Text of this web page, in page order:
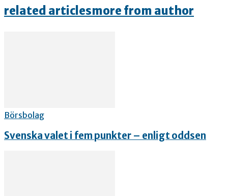
related articlesmore from author
Börsbolag
Svenska valet i fem punkter – enligt oddsen